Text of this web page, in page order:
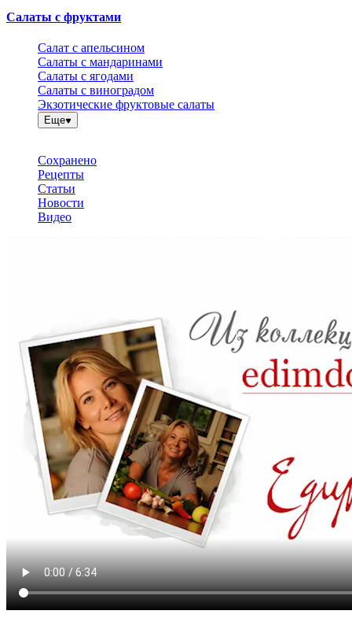
Салаты с фруктами
Салат с апельсином
Салаты с мандаринами
Салаты с ягодами
Салаты с виноградом
Экзотические фруктовые салаты
Еще
Сохранено
Рецепты
Статьи
Новости
Видео